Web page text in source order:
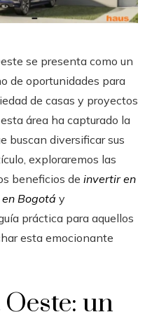
se presenta como un
de oportunidades para
de casas y proyectos
área ha capturado la
buscan diversificar sus
exploraremos las
beneficios de invertir en
Bogotá y
práctica para aquellos
esta emocionante
un